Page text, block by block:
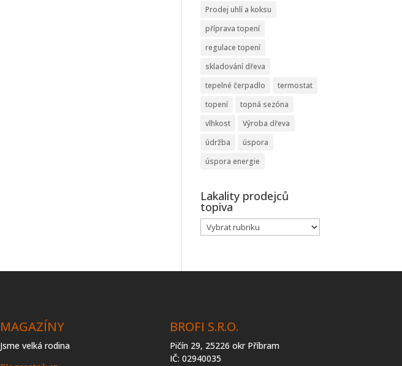
Prodej uhlí a koksu
příprava topení
regulace topení
skladování dřeva
tepelné čerpadlo
termostat
topení
topná sezóna
vlhkost
Výroba dřeva
údržba
úspora
úspora energie
Lakality prodejců
topiva
Lakality
prodejců
MAGAZÍNY
Jsme velká rodina
BROFI S.R.O.
Pičín 29, 25226 okr Příbram
IČ: 02940035